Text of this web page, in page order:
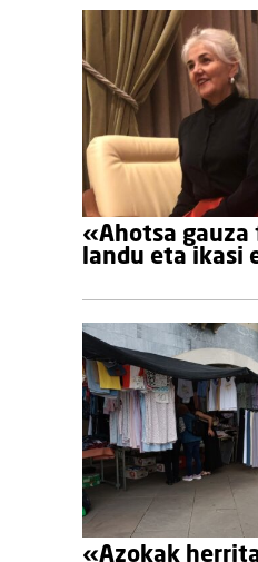
«Ahotsa gauza
landu eta ikasi
«Azokak